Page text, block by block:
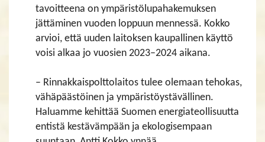
tavoitteena on ympäristölupahakemuksen
jättäminen vuoden loppuun mennessä. Kokko
arvioi, että uuden laitoksen kaupallinen käyttö
voisi alkaa jo vuosien 2023–2024 aikana.
– Rinnakkaispolttolaitos tulee olemaan tehokas,
vähäpäästöinen ja ympäristöystävällinen.
Haluamme kehittää Suomen energiateollisuutta
entistä kestävämpään ja ekologisempaan